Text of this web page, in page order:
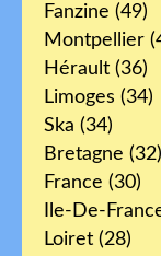
Fanzine (49)
Montpellier
Hérault (36)
Limoges (34)
Ska (34)
Bretagne (32)
France (30)
Ile-De-
Loiret (28)